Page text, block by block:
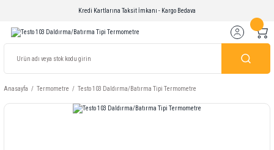
Kredi Kartlarına Taksit İmkanı - Kargo Bedava
Anasayfa Termometre Testo 103 Daldırma/Batırma Tipi Termometre